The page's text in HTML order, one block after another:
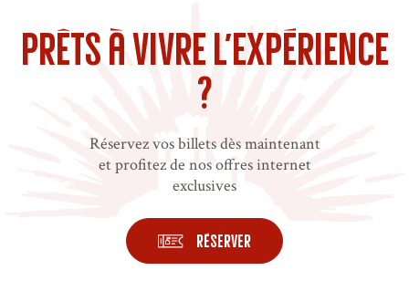
Prêts à vivre l’expérience
?
Réservez vos billets dès maintenant
et profitez de nos offres internet
exclusives
Réserver